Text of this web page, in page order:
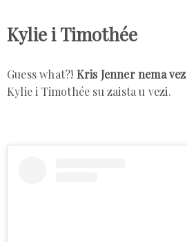
Kylie i Timothée
Guess what?! Kris Jenner nema
Kylie i Timothée su zaista u vezi.